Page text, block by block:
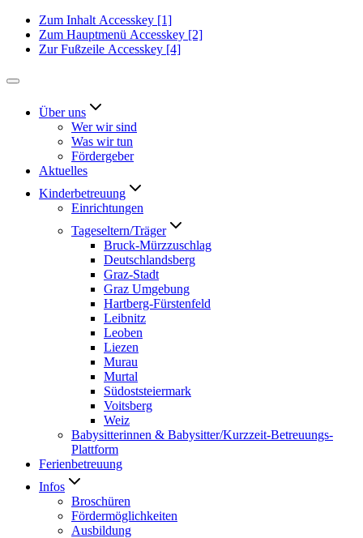
Zum Inhalt Accesskey [1]
Zum Hauptmenü Accesskey [2]
Zur Fußzeile Accesskey [4]
Über uns
Wer wir sind
Was wir tun
Fördergeber
Aktuelles
Kinderbetreuung
Einrichtungen
Tageseltern/Träger
Bruck-Mürzzuschlag
Deutschlandsberg
Graz-Stadt
Graz Umgebung
Hartberg-Fürstenfeld
Leibnitz
Leoben
Liezen
Murau
Murtal
Südoststeiermark
Voitsberg
Weiz
Babysitterinnen & Babysitter/Kurzzeit-Betreuungs-
Plattform
Ferienbetreuung
Infos
Broschüren
Fördermöglichkeiten
Ausbildung